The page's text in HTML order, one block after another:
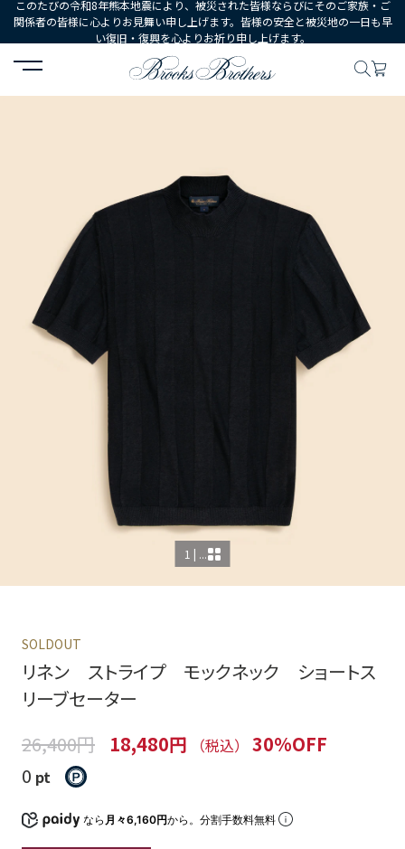
このたびの令和8年熊本地震により、被災された皆様ならびにそのご家族・ご
関係者の皆様に心よりお見舞い申し上げます。皆様の安全と被災地の一日も早
い復旧・復興を心よりお祈り申し上げます。
HOME ウェア トップス セーター リネン ストライ
1 | ...
SOLDOUT
リネン ストライプ モックネック ショートス
リーブセーター
26,400円
18,480円 （税込）
30%OFF
0 pt
なら 月々6,160円から。分割手数料無料